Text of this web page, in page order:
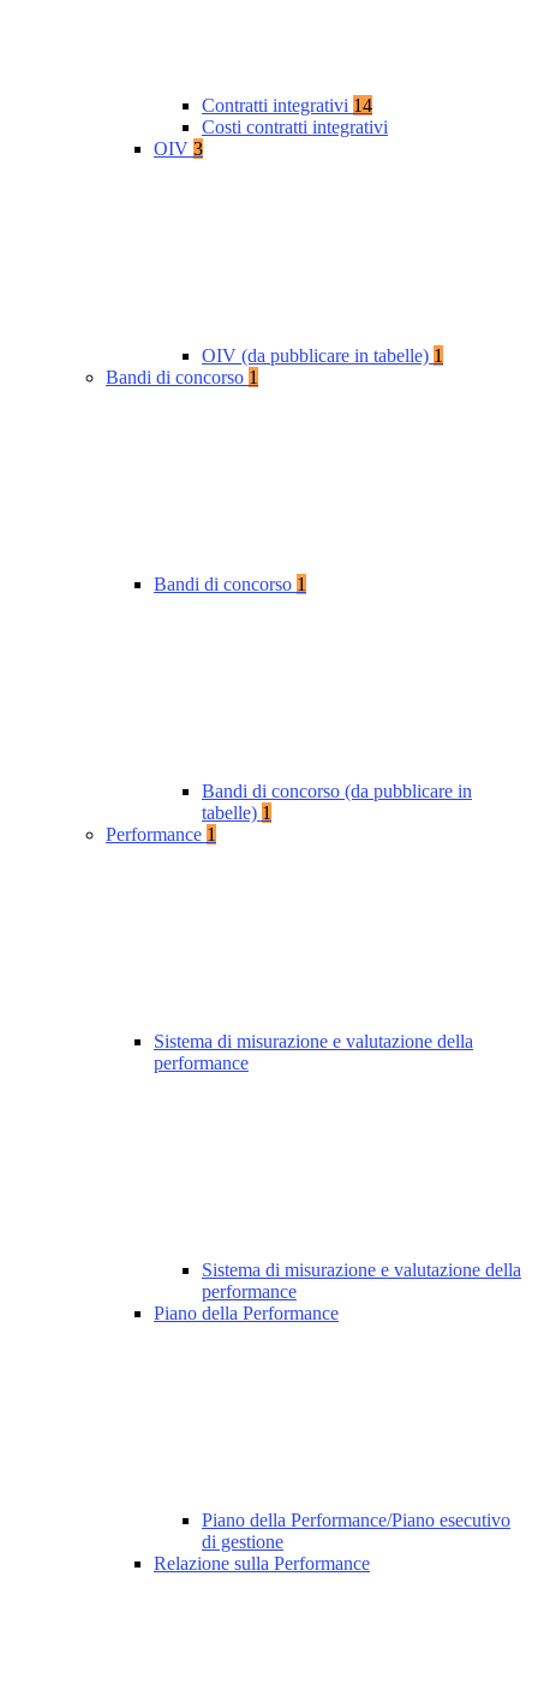
Contratti integrativi 14
Costi contratti integrativi
OIV 3
OIV (da pubblicare in tabelle) 1
Bandi di concorso 1
Bandi di concorso 1
Bandi di concorso (da pubblicare in
tabelle) 1
Performance 1
Sistema di misurazione e valutazione della
performance
Sistema di misurazione e valutazione della
performance
Piano della Performance
Piano della Performance/Piano esecutivo
di gestione
Relazione sulla Performance